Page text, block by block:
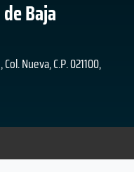
Baja
Nueva, C.P. 021100,